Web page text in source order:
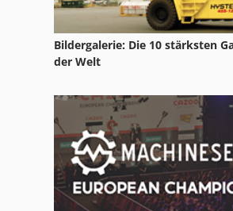
Bildergalerie: Die 10 stärksten
der Welt